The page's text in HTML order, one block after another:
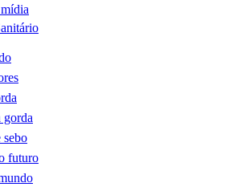
sebo
futuro